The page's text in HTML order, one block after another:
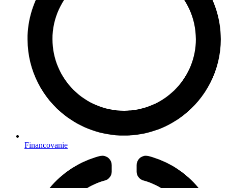
Financovanie